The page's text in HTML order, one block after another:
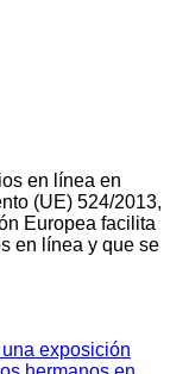
en línea en
(UE) 524/2013,
Europea facilita
en línea y que se